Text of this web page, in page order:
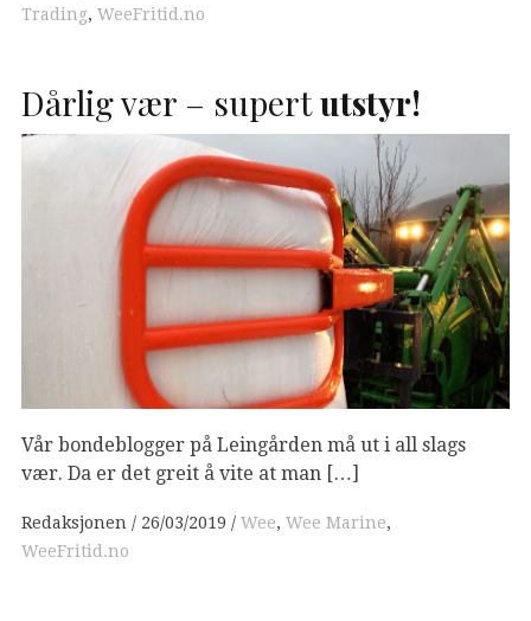
Trading, WeeFritid.no
Dårlig vær – supertutstyr!
Vår bondeblogger på Leingården må ut i all slags
vær. Da er det greit å vite at man […]
Redaksjonen 26/03/2019 Wee, Wee Marine,
WeeFritid.no